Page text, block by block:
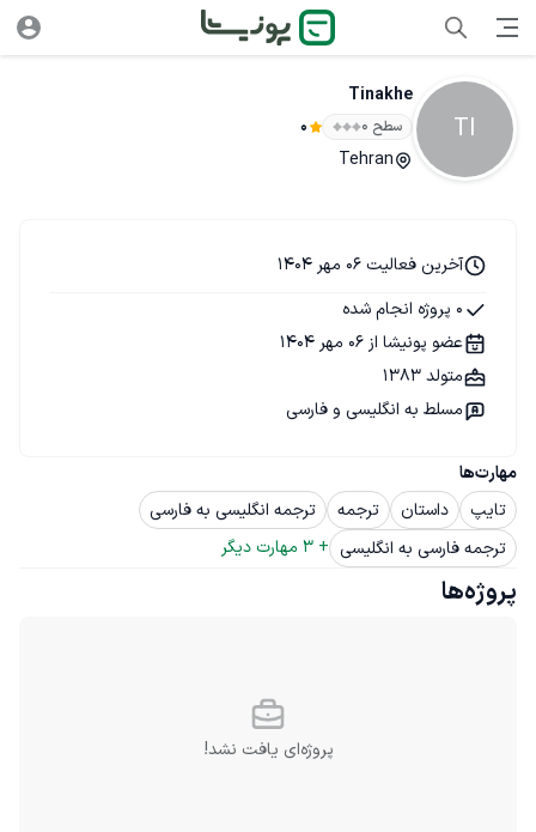
TI
Tinakhe
سطح ۰ 0
Tehran
مهارت‌ها
تایپ
داستان ترجمه
ترجمه انگلیسی به فارسی
ترجمه فارسی به انگلیسی +
3 مهارت دیگر
آخرین فعالیت 06 مهر 1404
0 پروژه انجام شده
عضو پونیشا از 06 مهر 1404
متولد 1383
مسلط به انگلیسی و فارسی
پروژه‌ها
پروژه‌ای یافت نشد!